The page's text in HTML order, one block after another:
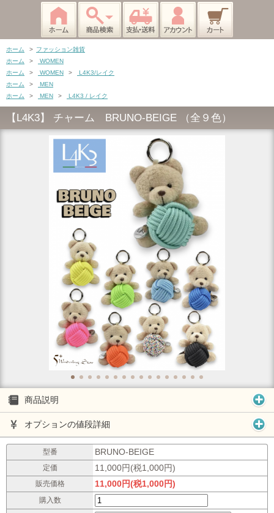
ホーム > ファッション雑貨
ホーム
>
WOMEN
ホーム
> WOMEN >
L4K3/レイク
ホーム
>
MEN
ホーム
> MEN > L4K3 / レイク
【L4K3】 チャーム BRUNO-BEIGE （全９色）
商品説明
オプションの値段詳細
型番 BRUNO-BEIGE
定価 11,000円(税1,000円)
販売価格 11,000円(税1,000円)
購入数